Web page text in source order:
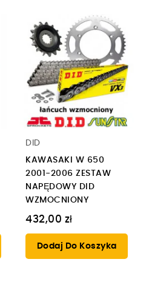
DID
KAWASAKI W 650
2001-2006 ZESTAW
NAPĘDOWY DID
WZMOCNIONY
432,00 zł
Dodaj Do Koszyka